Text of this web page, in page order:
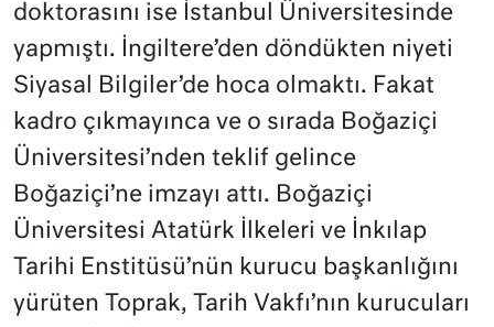
doktorasını ise İstanbul Üniversitesinde
yapmıştı. İngiltere’den döndükten niyeti
Siyasal Bilgiler’de hoca olmaktı. Fakat
kadro çıkmayınca ve o sırada Boğaziçi
Üniversitesi’nden teklif gelince
Boğaziçi’ne imzayı attı. Boğaziçi
Üniversitesi Atatürk İlkeleri ve İnkılap
Tarihi Enstitüsü’nün kurucu başkanlığını
yürüten Toprak, Tarih Vakfı’nın kurucuları